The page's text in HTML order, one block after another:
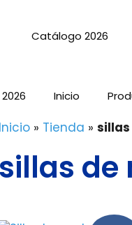
Catálogo 2026
Inicio
Inicio » Tienda »
sillas de